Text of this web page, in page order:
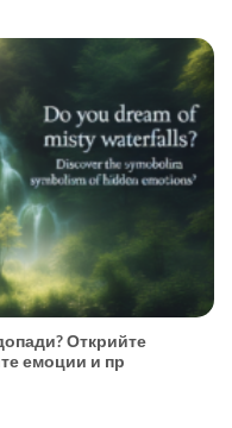
Открийте
емоции и пр